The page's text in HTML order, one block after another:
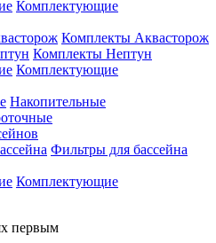
Комплектующие
Комплекты Аквасторож
Комплекты Нептун
Комплектующие
Накопительные
Фильтры для бассейна
Комплектующие
первым